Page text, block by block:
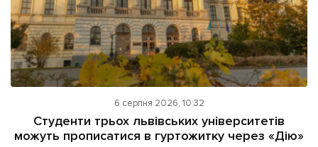
6 серпня 2026, 10:32
Студенти трьох львівських університетів
можуть прописатися в гуртожитку через «Дію»